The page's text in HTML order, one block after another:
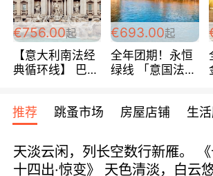
€756.00起
【意大利南法经
典循环线】 巴黎
宾馆 108欧/天起
全程756欧/位
€693.00起
全年团期！永恒
绿线 「意国法
欧/天起 ~包拼房
推荐 跳蚤市场 房屋店铺 生
天淡云闲，列长空数行新雁。
十四出·惊变》 天色清淡，白云